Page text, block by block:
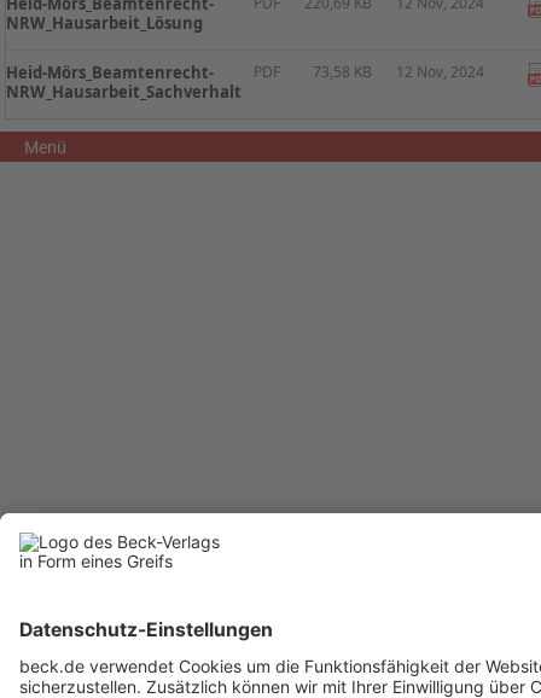
NRW_Hausarbeit_Lösung
Heid-Mörs_Beamtenrecht-
NRW_Hausarbeit_Sachverhalt
PDF 73,58 KB 12 Nov, 2024
Menü